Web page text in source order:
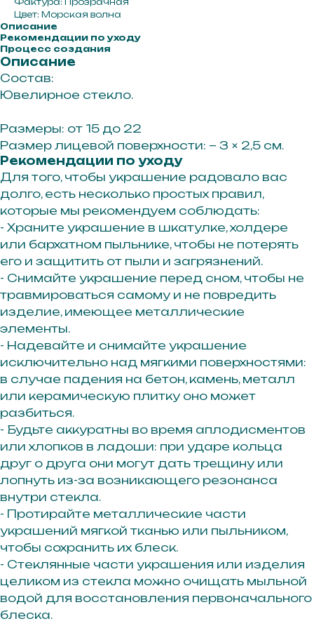
Цвет: Морская волна
Описание
Рекомендации по уходу
Процесс создания
Описание
Состав:
Ювелирное стекло.
Размеры: от 15 до 22
Размер лицевой поверхности: ~ 3 × 2,5 см.
Рекомендации по уходу
Для того, чтобы украшение радовало вас
долго, есть несколько простых правил,
которые мы рекомендуем соблюдать:
- Храните украшение в шкатулке, холдере
или бархатном пыльнике, чтобы не потерять
его и защитить от пыли и загрязнений.
- Снимайте украшение перед сном, чтобы не
травмироваться самому и не повредить
изделие, имеющее металлические
элементы.
- Надевайте и снимайте украшение
исключительно над мягкими поверхностями:
в случае падения на бетон, камень, металл
или керамическую плитку оно может
разбиться.
- Будьте аккуратны во время аплодисментов
или хлопков в ладоши: при ударе кольца
друг о друга они могут дать трещину или
лопнуть из-за возникающего резонанса
внутри стекла.
- Протирайте металлические части
украшений мягкой тканью или пыльником,
чтобы сохранить их блеск.
- Стеклянные части украшения или изделия
целиком из стекла можно очищать мыльной
водой для восстановления первоначального
блеска.